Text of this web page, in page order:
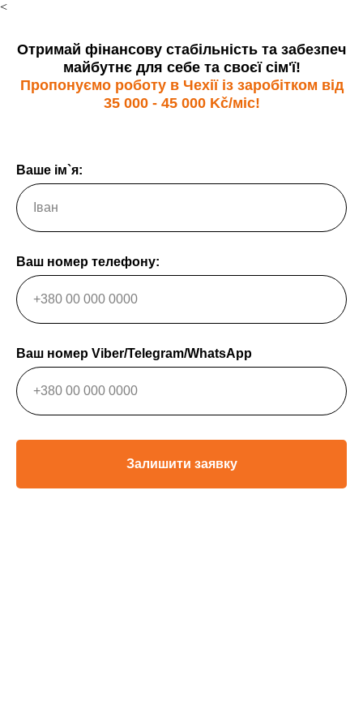
<
Отримай фінансову стабільність та забезпеч
майбутнє для себе та своєї сім'ї!
Пропонуємо роботу в Чехії із заробітком від
35 000 - 45 000 Kč/міс!
Ваше ім`я:
Ваш номер телефону:
Ваш номер Viber/Telegram/WhatsApp
Залишити заявку